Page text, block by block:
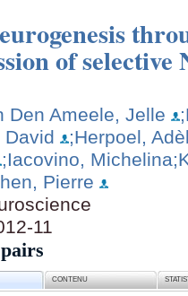
of selective
Den Ameele, Jelle
David
;Herpoel,
;Iacovino, Michelina
Pierre
11
CONTENU